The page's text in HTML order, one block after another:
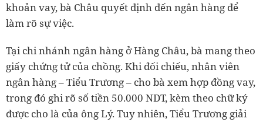
khoản vay, bà Châu quyết định đến ngân hàng để
làm rõ sự việc.
Tại chi nhánh ngân hàng ở Hàng Châu, bà mang theo
giấy chứng tử của chồng. Khi đối chiếu, nhân viên
ngân hàng – Tiểu Trương – cho bà xem hợp đồng vay,
trong đó ghi rõ số tiền 50.000 NDT, kèm theo chữ ký
được cho là của ông Lý. Tuy nhiên, Tiểu Trương giải